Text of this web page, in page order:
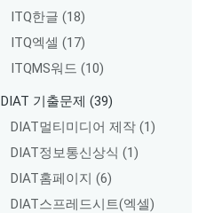
ITQ한글 (18)
ITQ엑셀 (17)
ITQMS워드 (10)
DIAT 기출문제 (39)
DIAT멀티미디어 제작 (1)
DIAT정보통신상식 (1)
DIAT홈페이지 (6)
DIAT스프레드시트(엑셀)